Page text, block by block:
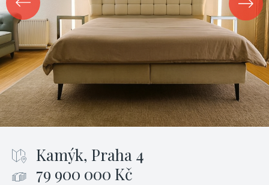
Kamýk, Praha 4
79 900 000 Kč